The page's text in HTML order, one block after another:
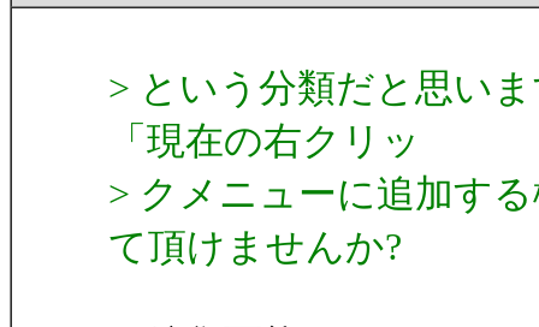
> という分類だと思い
「現在の右クリッ
> クメニューに追加す
て頂けませんか?